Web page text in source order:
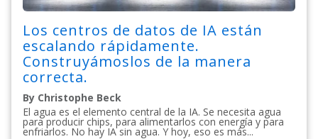
Los centros de datos de IA están
escalando rápidamente.
Construyámoslos de la manera
correcta.
By Christophe Beck
El agua es el elemento central de la IA. Se necesita agua
para producir chips, para alimentarlos con energía y para
enfriarlos. No hay IA sin agua. Y hoy, eso es más...